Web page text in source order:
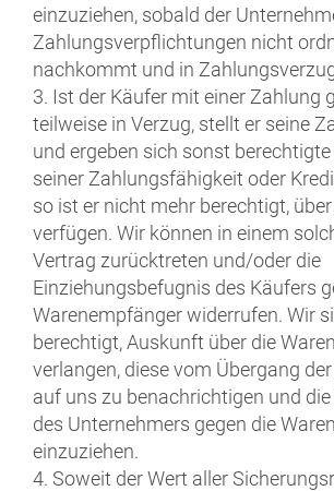
einzuziehen, sobald der
Zahlungsverpflichtungen nicht
nachkommt und in
3. Ist der Käufer mit einer Zahlung
teilweise in Verzug, stellt er seine
und ergeben sich sonst
seiner Zahlungsfähigkeit oder
so ist er nicht mehr berechtigt,
verfügen. Wir können in einem
Vertrag zurücktreten und/oder die
Einziehungsbefugnis des Käufers
Warenempfänger widerrufen. Wir
berechtigt, Auskunft über die
verlangen, diese vom Übergang
auf uns zu benachrichtigen und
des Unternehmers gegen die
einzuziehen.
4. Soweit der Wert aller